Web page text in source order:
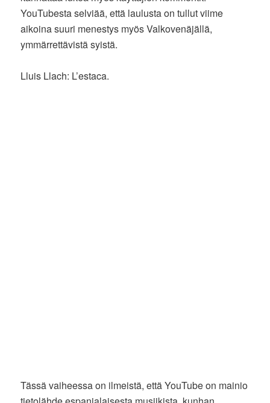
YouTubesta selviää, että laulusta on tullut viime
aikoina suuri menestys myös Valkovenäjällä,
ymmärrettävistä syistä.
Lluis Llach: L’estaca.
Tässä vaiheessa on ilmeistä, että YouTube on mainio